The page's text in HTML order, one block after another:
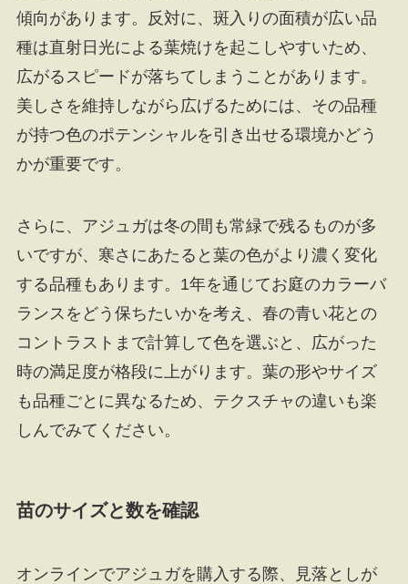
傾向があります。反対に、斑入りの面積が広い品
種は直射日光による葉焼けを起こしやすいため、
広がるスピードが落ちてしまうことがあります。
美しさを維持しながら広げるためには、その品種
が持つ色のポテンシャルを引き出せる環境かどう
かが重要です。
さらに、アジュガは冬の間も常緑で残るものが多
いですが、寒さにあたると葉の色がより濃く変化
する品種もあります。1年を通じてお庭のカラーバ
ランスをどう保ちたいかを考え、春の青い花との
コントラストまで計算して色を選ぶと、広がった
時の満足度が格段に上がります。葉の形やサイズ
も品種ごとに異なるため、テクスチャの違いも楽
しんでみてください。
苗のサイズと数を確認
オンラインでアジュガを購入する際、見落としが